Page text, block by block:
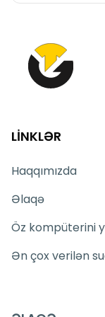
LİNKLƏR
Haqqımızda
Əlaqə
Öz kompüterini
Ən çox verilən